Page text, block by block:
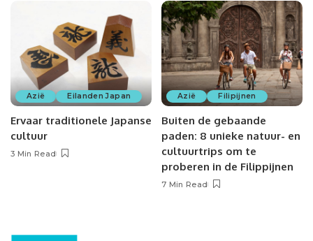
Azië Eilanden Japan
Ervaar traditionele Japanse
cultuur
3 Min Read
Azië Filipijnen
Buiten de gebaande
paden: 8 unieke natuur- en
cultuurtrips om te
proberen in de Filippijnen
7 Min Read